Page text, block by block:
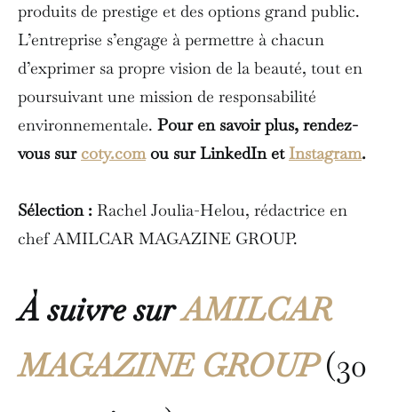
produits de prestige et des options grand public.
L’entreprise s’engage à permettre à chacun
d’exprimer sa propre vision de la beauté, tout en
poursuivant une mission de responsabilité
environnementale. Pour en savoir plus, rendez-
vous sur coty.comou sur LinkedIn etInstagram.
Sélection : Rachel Joulia-Helou, rédactrice en
chef AMILCAR MAGAZINE GROUP.
À suivre surAMILCAR
MAGAZINE GROUP (30